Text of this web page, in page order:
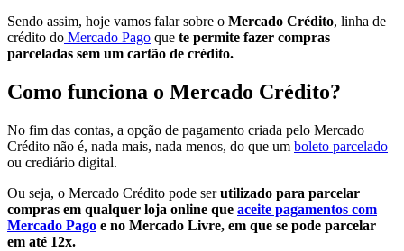
Sendo assim, hoje vamos falar sobre o Mercado Crédito, linha de
crédito do Mercado Pago que te permite fazer compras
parceladas sem um cartão de crédito.
Como funciona o Mercado Crédito?
No fim das contas, a opção de pagamento criada pelo Mercado
Crédito não é, nada mais, nada menos, do que um boleto parcelado
ou crediário digital.
Ou seja, o Mercado Crédito pode serutilizado para parcelar
compras em qualquer loja online que aceite pagamentos com
Mercado Pago e no Mercado Livre, em que se pode parcelar
em até 12x.